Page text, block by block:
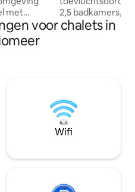
met
Ruimtes
tv/
2,5 badkamers,
onvergetelijke
County (PEC),
minuten
van
zandstranden en
voor chalets in
Wifi